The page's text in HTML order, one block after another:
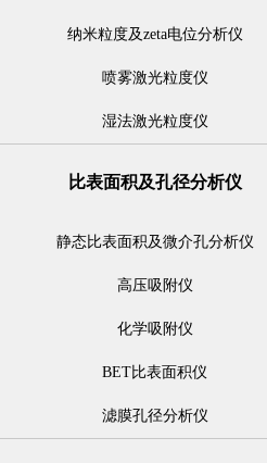
纳米粒度及zeta电位分析仪
喷雾激光粒度仪
湿法激光粒度仪
比表面积及孔径分析仪
静态比表面积及微介孔分析仪
高压吸附仪
化学吸附仪
BET比表面积仪
滤膜孔径分析仪